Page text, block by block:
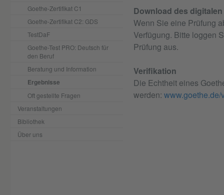
Goethe-Zertifikat C1
Goethe-Zertifikat C2: GDS
TestDaF
Goethe-Test PRO: Deutsch für
den Beruf
Beratung und Information
Ergebnisse
Oft gestellte Fragen
Veranstaltungen
Bibliothek
Über uns
Download des
Wenn Sie eine Prüfung
Verfügung. Bitte loggen
Prüfung aus.
Verifikation
Die Echtheit eines
werden: www.goethe.de/